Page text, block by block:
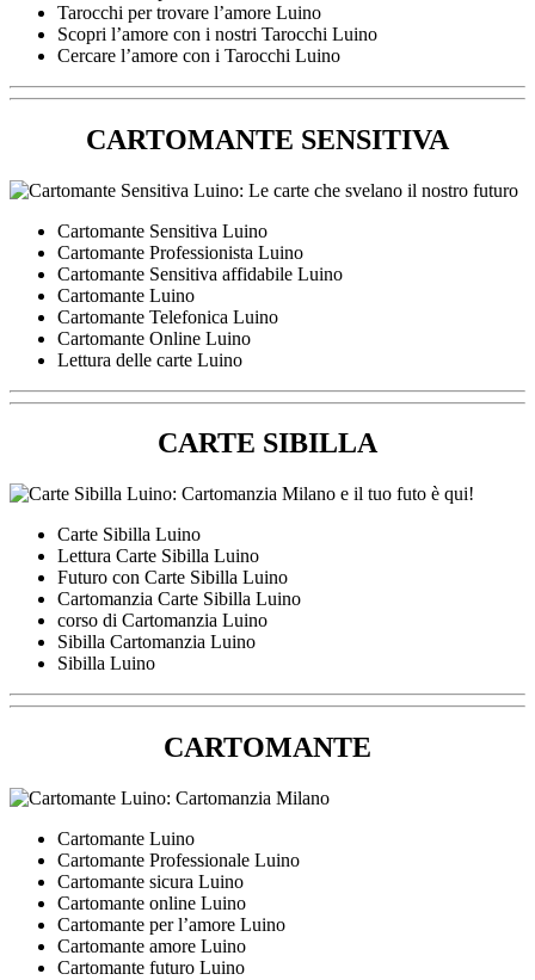
Tarocchi per trovare l’amore Luino
Scopri l’amore con i nostri Tarocchi Luino
Cercare l’amore con i Tarocchi Luino
CARTOMANTE SENSITIVA
Cartomante Sensitiva Luino
Cartomante Professionista Luino
Cartomante Sensitiva affidabile Luino
Cartomante Luino
Cartomante Telefonica Luino
Cartomante Online Luino
Lettura delle carte Luino
CARTE SIBILLA
Carte Sibilla Luino
Lettura Carte Sibilla Luino
Futuro con Carte Sibilla Luino
Cartomanzia Carte Sibilla Luino
corso di Cartomanzia Luino
Sibilla Cartomanzia Luino
Sibilla Luino
CARTOMANTE
Cartomante Luino
Cartomante Professionale Luino
Cartomante sicura Luino
Cartomante online Luino
Cartomante per l’amore Luino
Cartomante amore Luino
Cartomante futuro Luino